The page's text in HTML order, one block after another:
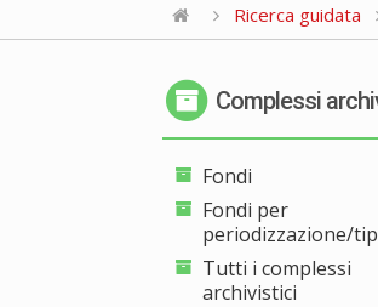
Ricerca guidata
Complessi
Fondi
Fondi per
periodizzazione/
Tutti i complessi
archivistici